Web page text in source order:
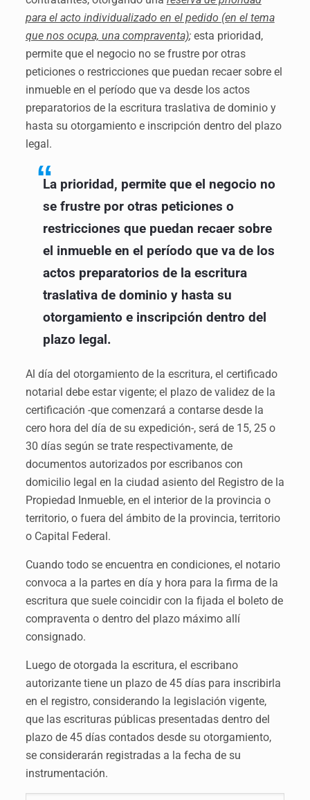
para el acto individualizado en el pedido (en el tema
que nos ocupa, una compraventa);esta prioridad,
permite que el negocio no se frustre por otras
peticiones o restricciones que puedan recaer sobre el
inmueble en el período que va desde los actos
preparatorios de la escritura traslativa de dominio y
hasta su otorgamiento e inscripción dentro del plazo
legal.
La prioridad, permite que el negocio no
se frustre por otras peticiones o
restricciones que puedan recaer sobre
el inmueble en el período que va de los
actos preparatorios de la escritura
traslativa de dominio y hasta su
otorgamiento e inscripción dentro del
plazo legal.
Al día del otorgamiento de la escritura, el certificado
notarial debe estar vigente; el plazo de validez de la
certificación -que comenzará a contarse desde la
cero hora del día de su expedición-, será de 15, 25 o
30 días según se trate respectivamente, de
documentos autorizados por escribanos con
domicilio legal en la ciudad asiento del Registro de la
Propiedad Inmueble, en el interior de la provincia o
territorio, o fuera del ámbito de la provincia, territorio
o Capital Federal.
Cuando todo se encuentra en condiciones, el notario
convoca a la partes en día y hora para la firma de la
escritura que suele coincidir con la fijada el boleto de
compraventa o dentro del plazo máximo allí
consignado.
Luego de otorgada la escritura, el escribano
autorizante tiene un plazo de 45 días para inscribirla
en el registro, considerando la legislación vigente,
que las escrituras públicas presentadas dentro del
plazo de 45 días contados desde su otorgamiento,
se considerarán registradas a la fecha de su
instrumentación.